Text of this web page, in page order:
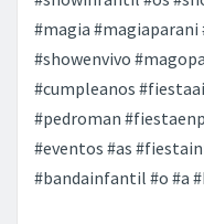
#magia
#showenvivo
#cumpleanos
#pedroman
#eventos #as
#bandainfantil #o #a